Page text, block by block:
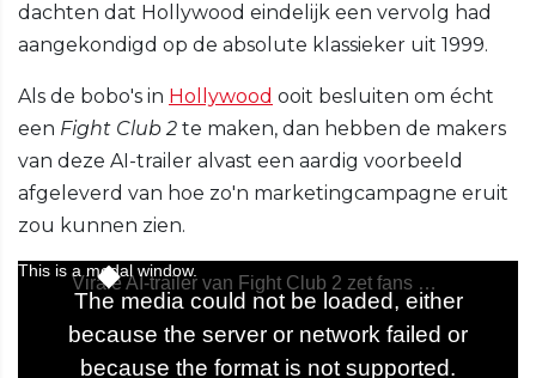
dachten dat Hollywood eindelijk een vervolg had
aangekondigd op de absolute klassieker uit 1999.
Als de bobo's in Hollywood ooit besluiten om écht
een Fight Club 2 te maken, dan hebben de makers
van deze AI-trailer alvast een aardig voorbeeld
afgeleverd van hoe zo'n marketingcampagne eruit
zou kunnen zien.